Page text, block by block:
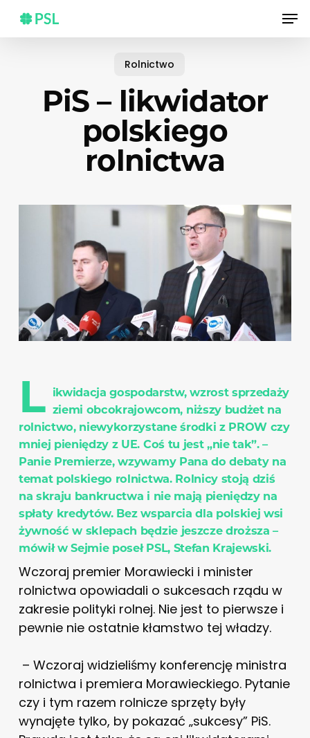
main
Rolnictwo
PiS – likwidator
polskiego
rolnictwa
L ikwidacja gospodarstw, wzrost sprzedaży
ziemi obcokrajowcom, niższy budżet na
rolnictwo, niewykorzystane środki z PROW czy
mniej pieniędzy z UE. Coś tu jest „nie tak”.–
Panie Premierze, wzywamy Pana do debaty na
temat polskiego rolnictwa. Rolnicy stoją dziś
na skraju bankructwa i nie mają pieniędzy na
spłaty kredytów. Bez wsparcia dla polskiej wsi
żywność w sklepach będzie jeszcze droższa –
mówił w Sejmie poseł PSL, Stefan Krajewski.
Wczoraj premier Morawiecki i minister
rolnictwa opowiadali o sukcesach rządu w
zakresie polityki rolnej. Nie jest to pierwsze i
pewnie nie ostatnie kłamstwo tej władzy.
– Wczoraj widzieliśmy konferencję ministra
rolnictwa i premiera Morawieckiego. Pytanie
czy i tym razem rolnicze sprzęty były
wynajęte tylko, by pokazać „sukcesy” PiS.